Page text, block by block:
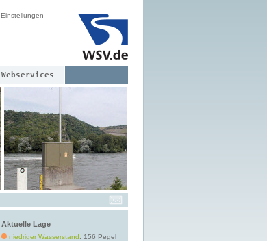
Einstellungen
Webservices
Aktuelle Lage
niedriger Wasserstand: 156 Pegel